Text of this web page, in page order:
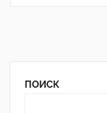
ПОИСК